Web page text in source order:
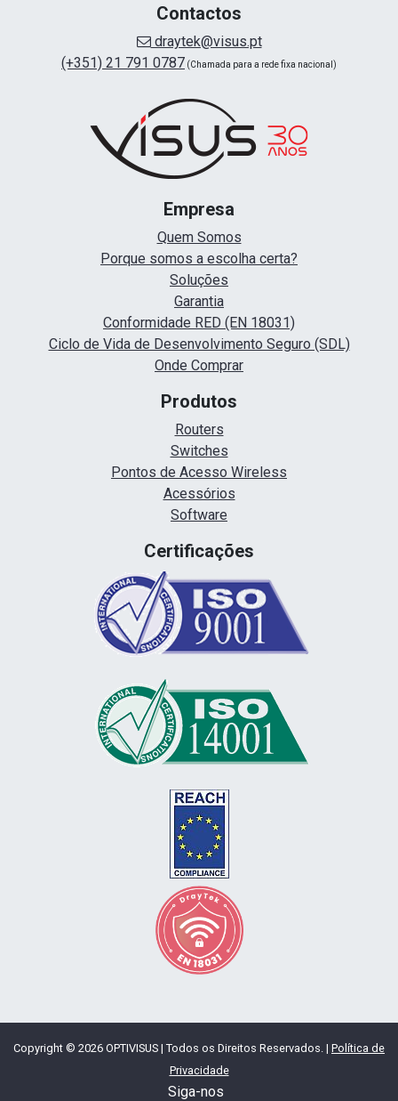
Contactos
draytek@visus.pt
(+351) 21 791 0787 (Chamada para a rede fixa nacional)
Empresa
Quem Somos
Porque somos a escolha certa?
Soluções
Garantia
Conformidade RED (EN 18031)
Ciclo de Vida de Desenvolvimento Seguro (SDL)
Onde Comprar
Produtos
Routers
Switches
Pontos de Acesso Wireless
Acessórios
Software
Certificações
Copyright © 2026 OPTIVISUS | Todos os Direitos Reservados. | Política de
Privacidade
Siga-nos